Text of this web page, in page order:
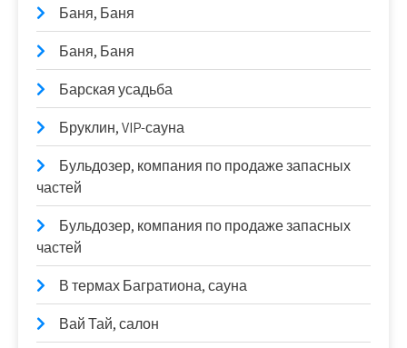
Баня, Баня
Баня, Баня
Барская усадьба
Бруклин, VIP-сауна
Бульдозер, компания по продаже запасных
частей
Бульдозер, компания по продаже запасных
частей
В термах Багратиона, сауна
Вай Тай, салон